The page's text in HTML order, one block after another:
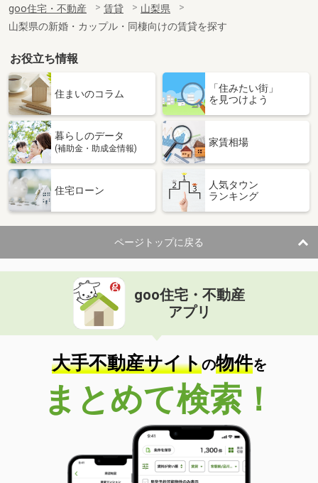
専有面積
57.15m²
間取り
2LDK
山梨県笛吹市石和町八田
価 格
9.70万円
山梨県笛吹市石和町八田
専有面積 52.57m²
間取り
山梨県笛吹市春日居町鎮目
住 所
山梨県笛吹市春日居町鎮目
専有面積 52.65m²
間取り
2LDK
山梨県甲府市大里町
価 格
住 所
山梨県甲府市大里町
専有面積 41.98m²
間取り
1LDK
山梨県甲府市大津町
価 格
5.20万円
山梨県甲府市大津町
44.34m²
間取り
2DK
goo住宅・不動産 賃貸
山梨県
山梨県の新婚・カップル・同棲向けの賃貸を探す
お役立ち情報
住まいのコラム
「住みたい街」
を見つけよう
暮らしのデータ
(補助金・助成金情報)
家賃相場
住宅ローン
人気タウン
ランキング
ページトップに戻る
goo住宅・不動産
アプリ
大手不動産サイトの物件を
まとめて検索！